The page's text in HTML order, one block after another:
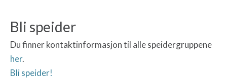
Bli speider
Du finner kontaktinformasjon til alle speidergruppene
her.
Bli speider!